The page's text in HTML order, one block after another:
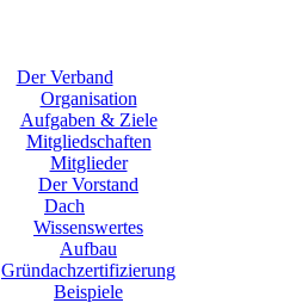
Der Verband
Organisation
Aufgaben & Ziele
Mitgliedschaften
Mitglieder
Der Vorstand
Dach
Wissenswertes
Aufbau
Gründachzertifizierung
Beispiele